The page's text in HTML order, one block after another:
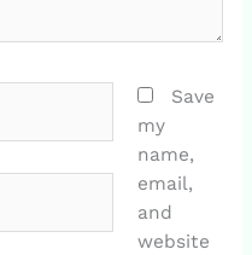
Save
my
name,
email,
and
website